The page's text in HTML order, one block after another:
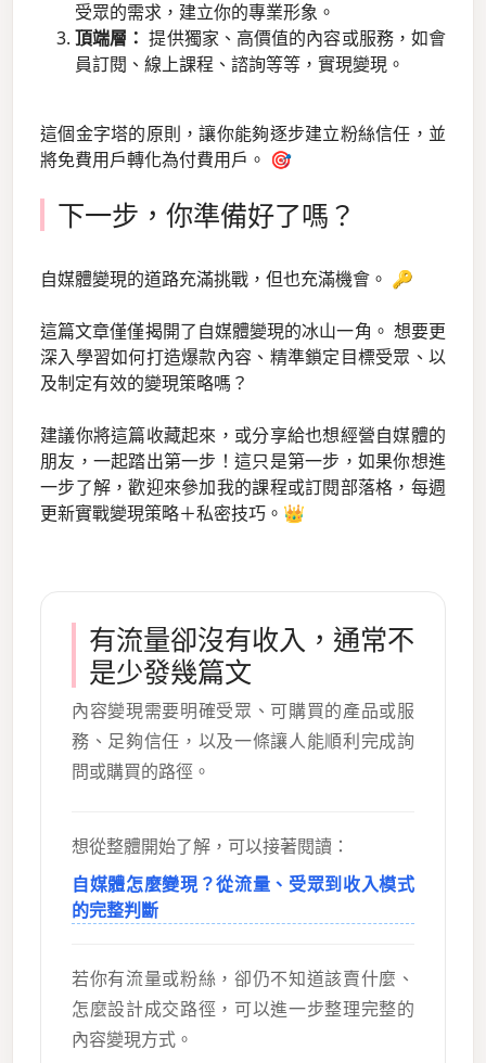
受眾的需求，建立你的專業形象。
頂端層： 提供獨家、高價值的內容或服務，如會
員訂閱、線上課程、諮詢等等，實現變現。
這個金字塔的原則，讓你能夠逐步建立粉絲信任，並
將免費用戶轉化為付費用戶。 🎯
下一步，你準備好了嗎？
自媒體變現的道路充滿挑戰，但也充滿機會。 🔑
這篇文章僅僅揭開了自媒體變現的冰山一角。 想要更
深入學習如何打造爆款內容、精準鎖定目標受眾、以
及制定有效的變現策略嗎？
建議你將這篇收藏起來，或分享給也想經營自媒體的
朋友，一起踏出第一步！這只是第一步，如果你想進
一步了解，歡迎來參加我的課程或訂閱部落格，每週
更新實戰變現策略＋私密技巧。👑
有流量卻沒有收入，通常不
是少發幾篇文
內容變現需要明確受眾、可購買的產品或服
務、足夠信任，以及一條讓人能順利完成詢
問或購買的路徑。
想從整體開始了解，可以接著閱讀：
自媒體怎麼變現？從流量、受眾到收入模式
的完整判斷
若你有流量或粉絲，卻仍不知道該賣什麼、
怎麼設計成交路徑，可以進一步整理完整的
內容變現方式。